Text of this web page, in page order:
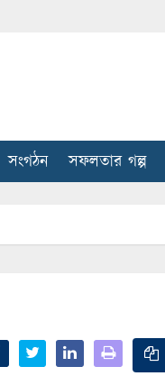
সংগঠন সফলতার গল্প